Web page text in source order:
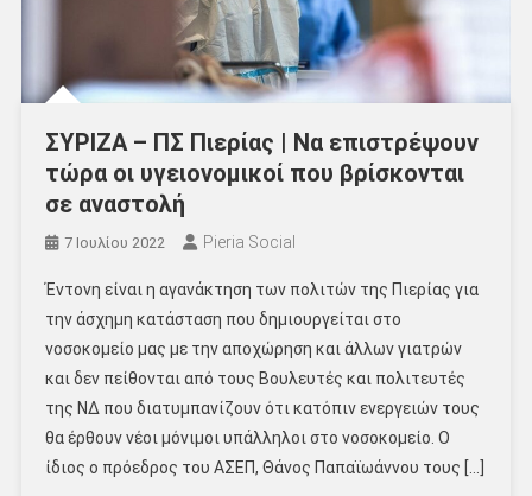
ΣΥΡΙΖΑ – ΠΣ Πιερίας | Να επιστρέψουν
τώρα οι υγειονομικοί που βρίσκονται
σε αναστολή
7 Ιουλίου 2022 Pieria Social
Έντονη είναι η αγανάκτηση των πολιτών της Πιερίας για
την άσχημη κατάσταση που δημιουργείται στο
νοσοκομείο μας με την αποχώρηση και άλλων γιατρών
και δεν πείθονται από τους Βουλευτές και πολιτευτές
της ΝΔ που διατυμπανίζουν ότι κατόπιν ενεργειών τους
θα έρθουν νέοι μόνιμοι υπάλληλοι στο νοσοκομείο. Ο
ίδιος ο πρόεδρος του ΑΣΕΠ, Θάνος Παπαϊωάννου τους […]